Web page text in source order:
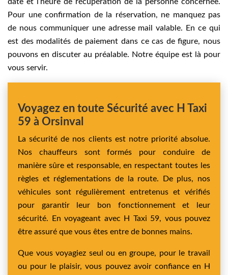
Pour une confirmation de la réservation, ne manquez pas
de nous communiquer une adresse mail valable. En ce qui
est des modalités de paiement dans ce cas de figure, nous
pouvons en discuter au préalable. Notre équipe est là pour
vous servir.
Voyagez en toute Sécurité avec H Taxi
59 à Orsinval
La sécurité de nos clients est notre priorité absolue.
Nos chauffeurs sont formés pour conduire de
manière sûre et responsable, en respectant toutes les
règles et réglementations de la route. De plus, nos
véhicules sont régulièrement entretenus et vérifiés
pour garantir leur bon fonctionnement et leur
sécurité. En voyageant avec H Taxi 59, vous pouvez
être assuré que vous êtes entre de bonnes mains.
Que vous voyagiez seul ou en groupe, pour le travail
ou pour le plaisir, vous pouvez avoir confiance en H